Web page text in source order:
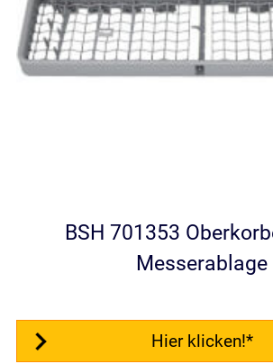
BSH 701353
Messerablage
Hier klicken!*